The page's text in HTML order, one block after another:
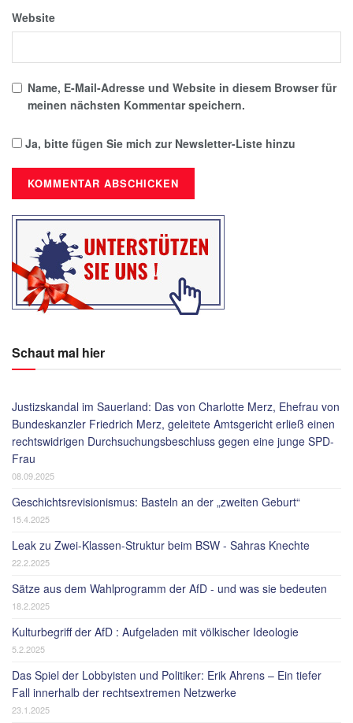
Website
Name, E-Mail-Adresse und Website in diesem Browser für
meinen nächsten Kommentar speichern.
Ja, bitte fügen Sie mich zur Newsletter-Liste hinzu
Schaut mal hier
Justizskandal im Sauerland: Das von Charlotte Merz, Ehefrau von
Bundeskanzler Friedrich Merz, geleitete Amtsgericht erließ einen
rechtswidrigen Durchsuchungsbeschluss gegen eine junge SPD-
Frau
08.09.2025
Geschichtsrevisionismus: Basteln an der „zweiten Geburt“
15.4.2025
Leak zu Zwei-Klassen-Struktur beim BSW - Sahras Knechte
22.2.2025
Sätze aus dem Wahlprogramm der AfD - und was sie bedeuten
18.2.2025
Kulturbegriff der AfD : Aufgeladen mit völkischer Ideologie
5.2.2025
Das Spiel der Lobbyisten und Politiker: Erik Ahrens – Ein tiefer
Fall innerhalb der rechtsextremen Netzwerke
23.1.2025